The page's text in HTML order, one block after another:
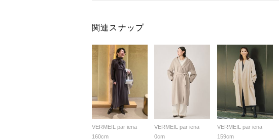
関連スナップ
VERMEIL par iena
160cm
VERMEIL par iena
0cm
VERMEIL par iena
159cm